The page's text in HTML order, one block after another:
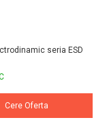
seria ESD
Cere Oferta